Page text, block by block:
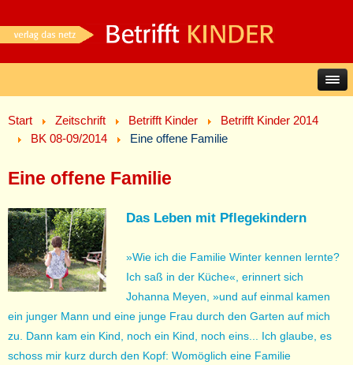
Start Zeitschrift Betrifft Kinder
Betrifft Kinder 2014
BK 08-09/2014
Eine offene Familie
Eine offene Familie
Das Leben mit Pflegekindern
»Wie ich die Familie Winter kennen lernte?
Ich saß in der Küche«, erinnert sich
Johanna Meyen, »und auf einmal kamen
ein junger Mann und eine junge Frau durch den Garten auf mich
zu. Dann kam ein Kind, noch ein Kind, noch eins... Ich glaube, es
schoss mir kurz durch den Kopf: Womöglich eine Familie